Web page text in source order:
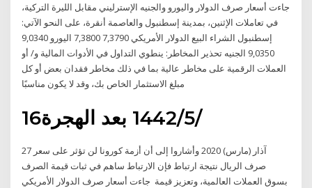
جاءت أسعار صرف الدولار واليورو والجنيه الإسترليني مقابل الليرة التركية،
في تعاملات الإثنين، بمدينة إسطنبول والعاصمة أنقرة، على النحو الآتي:
إسطنبول الشراء البيع الدولار الأمريكي 7,3790 7,3800 اليورو 9,0340
9,0350 الجنيه تحذير المخاطر: ينطوي التداول في الأدوات المالية و/ أو
العملات الرقمية على مخاطر عالية بما في ذلك مخاطر فقدان بعض أو كل
16‏‏/5‏‏/1442 بعد الهجرة
27 آذار (مارس) 2020 وأشاروا إلى أن أزمة كورونا لن تؤثر على سعر
صرف الريال نتيجة ارتباط فإن الارتباط ساهم في ثبات قيمة الصرف
بسوق العملات العالمية، وتعزيز قيمة جاءت أسعار صرف الدولار الأمريكي